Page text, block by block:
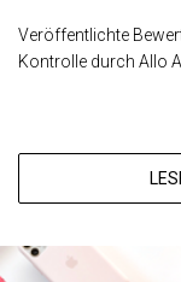
Veröffentlichte
Kontrolle durch Allo